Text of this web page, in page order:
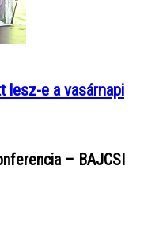
lesz-e a vasárnapi
– BAJCSI